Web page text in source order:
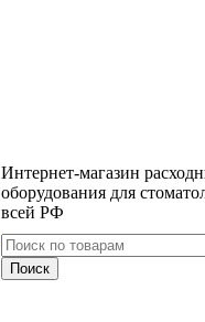
Интернет-магазин
оборудования для
всей РФ